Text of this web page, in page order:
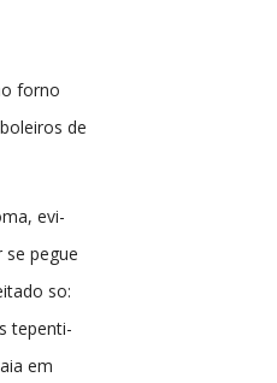
forno
de
evi-
pegue
so:
tepenti-
em